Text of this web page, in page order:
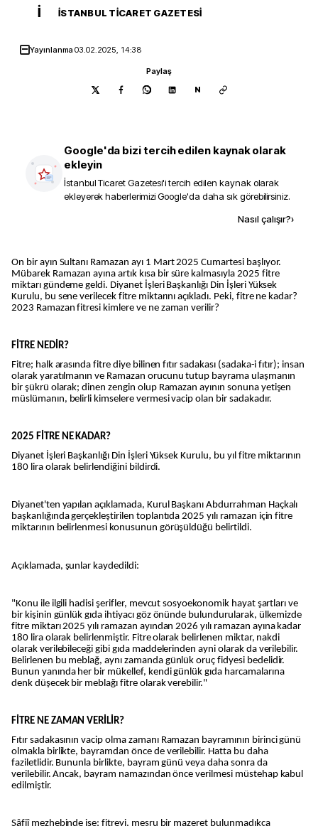
İ İSTANBUL TICARET GAZETESI
Yayınlanma03.02.2025, 14:38
Paylaş
N
Google'da bizi tercih edilen kaynak olarak
ekleyin
İstanbul Ticaret Gazetesi'i tercih edilen kaynak olarak
ekleyerek haberlerimizi Google'da daha sık görebilirsiniz.
Nasıl çalışır?›
On bir ayın Sultanı Ramazan ayı 1 Mart 2025 Cumartesi başlıyor.
Mübarek Ramazan ayına artık kısa bir süre kalmasıyla 2025 fitre
miktarı gündeme geldi. Diyanet İşleri Başkanlığı Din İşleri Yüksek
Kurulu, bu sene verilecek fitre miktarını açıkladı. Peki, fitre ne kadar?
2023 Ramazan fitresi kimlere ve ne zaman verilir?
FİTRE NEDİR?
Fitre; halk arasında fitre diye bilinen fıtır sadakası (sadaka-i fıtır); insan
olarak yaratılmanın ve Ramazan orucunu tutup bayrama ulaşmanın
bir şükrü olarak; dinen zengin olup Ramazan ayının sonuna yetişen
müslümanın, belirli kimselere vermesi vacip olan bir sadakadır.
2025 FİTRE NE KADAR?
Diyanet İşleri Başkanlığı Din İşleri Yüksek Kurulu, bu yıl fitre miktarının
180 lira olarak belirlendiğini bildirdi.
Diyanet'ten yapılan açıklamada, Kurul Başkanı Abdurrahman Haçkalı
başkanlığında gerçekleştirilen toplantıda 2025 yılı ramazan için fitre
miktarının belirlenmesi konusunun görüşüldüğü belirtildi.
Açıklamada, şunlar kaydedildi:
"Konu ile ilgili hadisi şerifler, mevcut sosyoekonomik hayat şartları ve
bir kişinin günlük gıda ihtiyacı göz önünde bulundurularak, ülkemizde
fitre miktarı 2025 yılı ramazan ayından 2026 yılı ramazan ayına kadar
180 lira olarak belirlenmiştir. Fitre olarak belirlenen miktar, nakdi
olarak verilebileceği gibi gıda maddelerinden ayni olarak da verilebilir.
Belirlenen bu meblağ, aynı zamanda günlük oruç fidyesi bedelidir.
Bunun yanında her bir mükellef, kendi günlük gıda harcamalarına
denk düşecek bir meblağı fitre olarak verebilir."
FİTRE NE ZAMAN VERİLİR?
Fıtır sadakasının vacip olma zamanı Ramazan bayramının birinci günü
olmakla birlikte, bayramdan önce de verilebilir. Hatta bu daha
faziletlidir. Bununla birlikte, bayram günü veya daha sonra da
verilebilir. Ancak, bayram namazından önce verilmesi müstehap kabul
edilmiştir.
Şâfiî mezhebinde ise; fitreyi, meşru bir mazeret bulunmadıkça